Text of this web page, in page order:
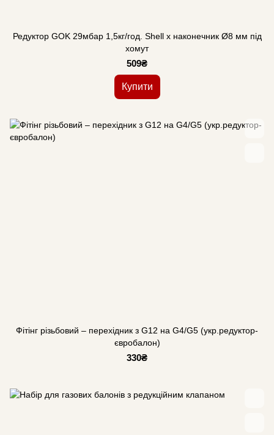
Редуктор GOK 29мбар 1,5кг/год. Shell x наконечник Ø8 мм під
хомут
509₴
Купити
Фітінг різьбовий – перехідник з G12 на G4/G5 (укр.редуктор-
євробалон)
330₴